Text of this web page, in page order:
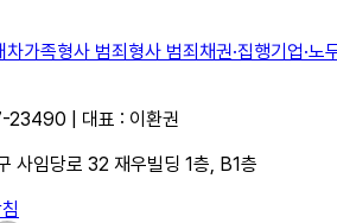
차가족형사 범죄 형사 범죄 채권·집행기업·노
23490 | 대표 : 이환권
사임당로 32 재우빌딩 1층, B1층